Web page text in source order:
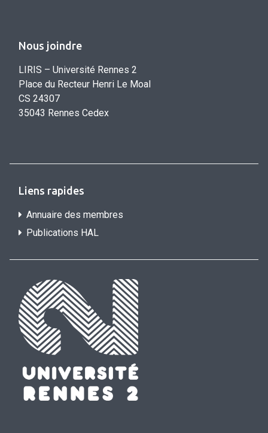
Nous joindre
LIRIS – Université Rennes 2
Place du Recteur Henri Le Moal
CS 24307
35043 Rennes Cedex
Liens rapides
Annuaire des membres
Publications HAL